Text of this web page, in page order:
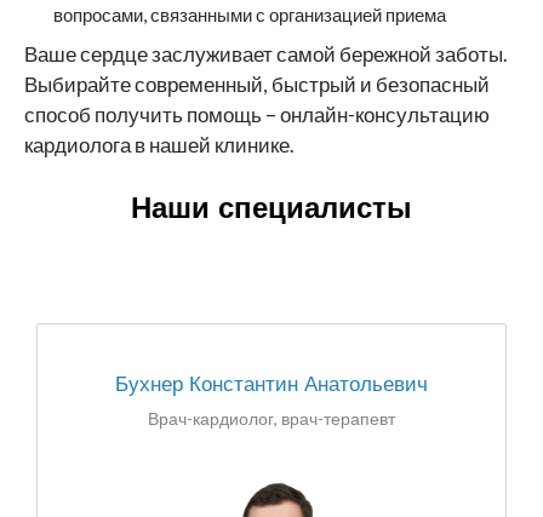
вопросами, связанными с организацией приема
Ваше сердце заслуживает самой бережной заботы.
Выбирайте современный, быстрый и безопасный
способ получить помощь – онлайн-консультацию
кардиолога в нашей клинике.
Наши специалисты
Бухнер Константин Анатольевич
Врач-кардиолог, врач-терапевт